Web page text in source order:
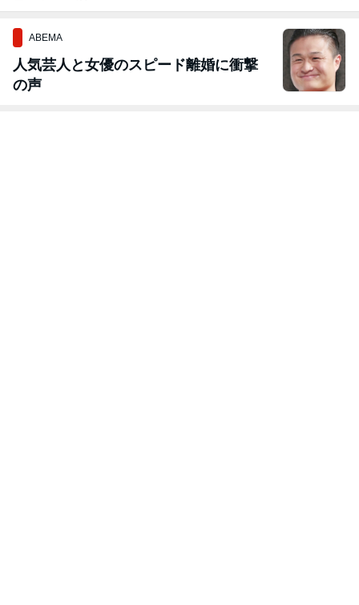
ABEMA
人気芸人と女優のスピード離婚に衝撃
の声